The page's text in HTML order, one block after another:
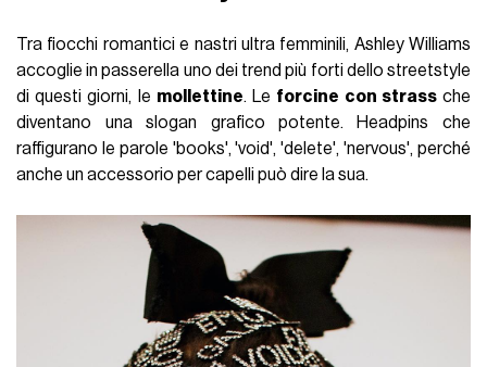
Tra fiocchi romantici e nastri ultra femminili, Ashley Williams
accoglie in passerella uno dei trend più forti dello streetstyle
di questi giorni, le mollettine. Le forcine con strassche
diventano una slogan grafico potente. Headpins che
raffigurano le parole 'books', 'void', 'delete', 'nervous', perché
anche un accessorio per capelli può dire la sua.